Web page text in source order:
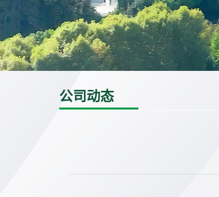
公司动态